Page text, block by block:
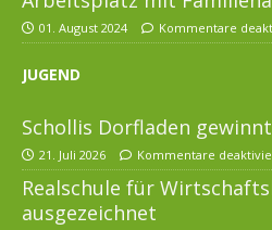
01. August 2024 Kommentare
JUGEND
Schollis Dorfladen
21. Juli 2026 Kommentare
Realschule für
ausgezeichnet